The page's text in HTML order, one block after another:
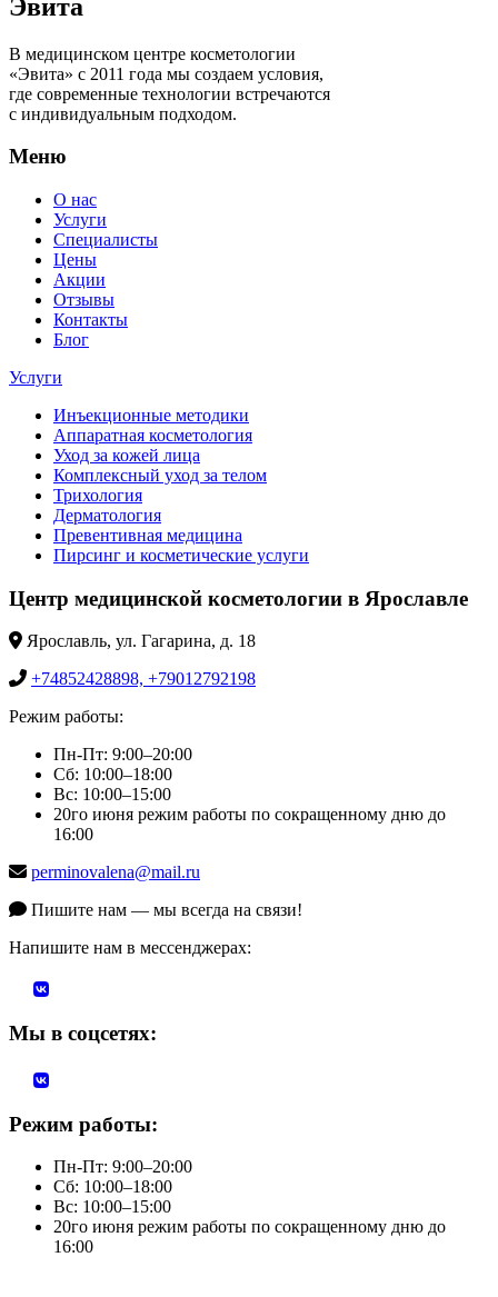
Эвита
В медицинском центре косметологии
«Эвита» с 2011 года мы создаем условия,
где современные технологии встречаются
с индивидуальным подходом.
Меню
О нас
Услуги
Специалисты
Цены
Акции
Отзывы
Контакты
Блог
Услуги
Инъекционные методики
Аппаратная косметология
Уход за кожей лица
Комплексный уход за телом
Трихология
Дерматология
Превентивная медицина
Пирсинг и косметические услуги
Центр медицинской косметологии в Ярославле
Ярославль, ул. Гагарина, д. 18
+74852428898, +79012792198
Режим работы:
Пн-Пт: 9:00–20:00
Сб: 10:00–18:00
Вс: 10:00–15:00
20го июня режим работы по сокращенному дню до
16:00
perminovalena@mail.ru
Пишите нам — мы всегда на связи!
Напишите нам в мессенджерах:
Мы в соцсетях:
Режим работы:
Пн-Пт: 9:00–20:00
Сб: 10:00–18:00
Вс: 10:00–15:00
20го июня режим работы по сокращенному дню до
16:00